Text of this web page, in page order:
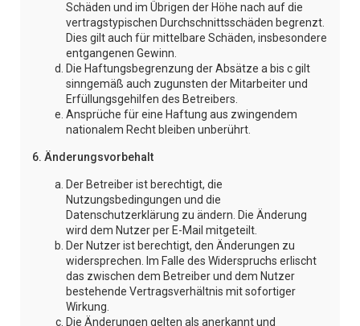
Schäden und im Übrigen der Höhe nach auf die
vertragstypischen Durchschnittsschäden begrenzt.
Dies gilt auch für mittelbare Schäden, insbesondere
entgangenen Gewinn.
Die Haftungsbegrenzung der Absätze a bis c gilt
sinngemäß auch zugunsten der Mitarbeiter und
Erfüllungsgehilfen des Betreibers.
Ansprüche für eine Haftung aus zwingendem
nationalem Recht bleiben unberührt.
6. Änderungsvorbehalt
Der Betreiber ist berechtigt, die
Nutzungsbedingungen und die
Datenschutzerklärung zu ändern. Die Änderung
wird dem Nutzer per E-Mail mitgeteilt.
Der Nutzer ist berechtigt, den Änderungen zu
widersprechen. Im Falle des Widerspruchs erlischt
das zwischen dem Betreiber und dem Nutzer
bestehende Vertragsverhältnis mit sofortiger
Wirkung.
Die Änderungen gelten als anerkannt und